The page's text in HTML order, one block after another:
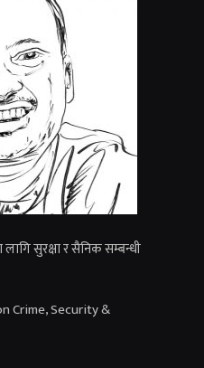
सुरक्षा र सैनिक सम्बन्धी
Crime, Security &